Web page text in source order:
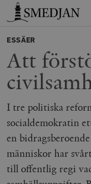
Timbro
ESSÄER
Att
I tre politiska
socialdemokratin
en
människor har
till offentlig regi